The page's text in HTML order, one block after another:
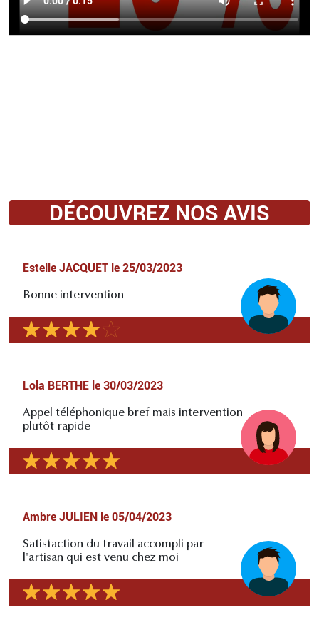
DÉCOUVREZ NOS AVIS
Estelle JACQUET le 25/03/2023
Bonne intervention
Lola BERTHE le 30/03/2023
Appel téléphonique bref mais intervention
plutôt rapide
Ambre JULIEN le 05/04/2023
Satisfaction du travail accompli par
l'artisan qui est venu chez moi